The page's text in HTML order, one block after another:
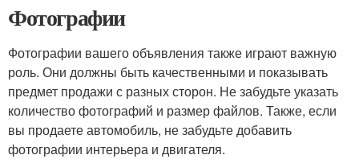
Фотографии
Фотографии вашего объявления также играют важную
роль. Они должны быть качественными и показывать
предмет продажи с разных сторон. Не забудьте указать
количество фотографий и размер файлов. Также, если
вы продаете автомобиль, не забудьте добавить
фотографии интерьера и двигателя.